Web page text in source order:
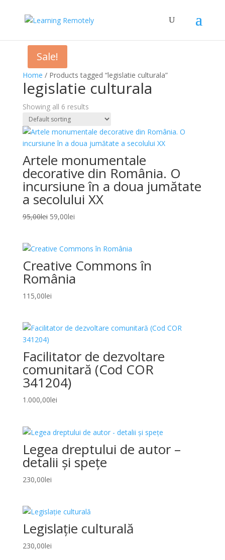
Home / Products tagged “legislatie culturala”
legislatie culturala
Showing all 6 results
Sale!
Artele monumentale
decorative din România. O
incursiune în a doua jumătate
a secolului XX
95,00lei Original
95,00lei.
59,00leiCurrent
59,00lei.
Creative Commons în
România
115,00lei
Facilitator de dezvoltare
comunitară (Cod COR
341204)
1.000,00lei
Legea dreptului de autor –
detalii și spețe
230,00lei
Legislație culturală
230,00lei